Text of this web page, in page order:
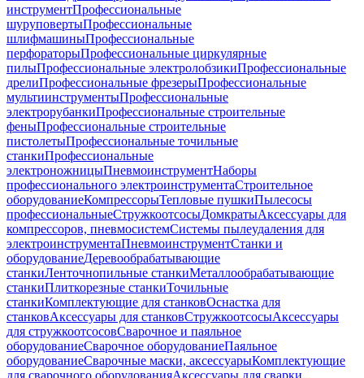
инструментПрофессиональные
шуруповертыПрофессиональные
шлифмашиныПрофессиональные
перфораторыПрофессиональные циркулярные
пилыПрофессиональные электролобзикиПрофессиональные
дрелиПрофессиональные фрезерыПрофессиональные
мультиинструментыПрофессиональные
электрорубанкиПрофессиональные строительные
феныПрофессиональные строительные
пистолетыПрофессиональные точильные
станкиПрофессиональные
электроножницыПневмоинструментНаборы
профессионального электроинструментаСтроительное
оборудованиеКомпрессорыТепловые пушкиПылесосы
профессиональныеСтружкоотсосыДомкратыАксессуары для
компрессоров, пневмосистемСистемы пылеудаления для
электроинструментаПневмоинструментСтанки и
оборудованиеДеревообрабатывающие
станкиЛенточнопильные станкиМеталлообрабатывающие
станкиПлиткорезные станкиТочильные
станкиКомплектующие для станковОснастка для
станковАксессуары для станковСтружкоотсосыАксессуары
для стружкоотсосовСварочное и паяльное
оборудованиеСварочное оборудованиеПаяльное
оборудованиеСварочные маски, аксессуарыКомплектующие
для сварочного оборудованияАксессуары для сварки,